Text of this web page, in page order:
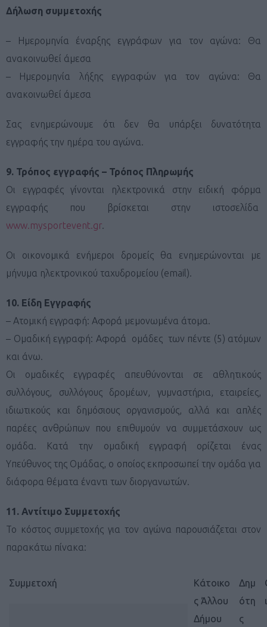
Δήλωση συμμετοχής
– Ημερομηνία έναρξης εγγράφων για τον αγώνα: Θα
ανακοινωθεί άμεσα
– Ημερομηνία λήξης εγγραφών για τον αγώνα: Θα
ανακοινωθεί άμεσα
Σας ενημερώνουμε ότι δεν θα υπάρξει δυνατότητα
εγγραφής την ημέρα του αγώνα.
9. Τρόπος εγγραφής – Τρόπος Πληρωμής
Οι εγγραφές γίνονται ηλεκτρονικά στην ειδική φόρμα
εγγραφής που βρίσκεται στην ιστοσελίδα
www.mysportevent.gr.
Οι οικονομικά ενήμεροι δρομείς θα ενημερώνονται με
μήνυμα ηλεκτρονικού ταχυδρομείου (email).
10. Είδη Εγγραφής
– Ατομική εγγραφή: Αφορά μεμονωμένα άτομα.
– Ομαδική εγγραφή: Αφορά ομάδες των πέντε (5) ατόμων
και άνω.
Οι ομαδικές εγγραφές απευθύνονται σε αθλητικούς
συλλόγους, συλλόγους δρομέων, γυμναστήρια, εταιρείες,
ιδιωτικούς και δημόσιους οργανισμούς, αλλά και απλές
παρέες ανθρώπων που επιθυμούν να συμμετάσχουν ως
ομάδα. Κατά την ομαδική εγγραφή ορίζεται ένας
Υπεύθυνος της Ομάδας, ο οποίος εκπροσωπεί την ομάδα για
διάφορα θέματα έναντι των διοργανωτών.
11. Αντίτιμο Συμμετοχής
Το κόστος συμμετοχής για τον αγώνα παρουσιάζεται στον
παρακάτω πίνακα:
Συμμετοχή
Κάτοικο
ς Άλλου
Δήμου
Δημ
ότη
ς